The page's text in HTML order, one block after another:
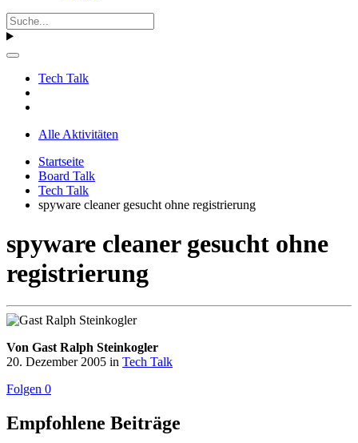
Tech Talk
Alle Aktivitäten
Startseite
Board Talk
Tech Talk
spyware cleaner gesucht ohne registrierung
spyware cleaner gesucht ohne
registrierung
Von Gast Ralph Steinkogler
20. Dezember 2005 in Tech Talk
Folgen 0
Empfohlene Beiträge